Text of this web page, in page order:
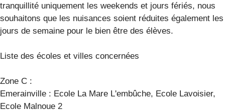
tranquillité uniquement les weekends et jours fériés, nous
souhaitons que les nuisances soient réduites également les
jours de semaine pour le bien être des élèves.
Liste des écoles et villes concernées
Zone C :
Emerainville : Ecole La Mare L'embûche, Ecole Lavoisier,
Ecole Malnoue 2